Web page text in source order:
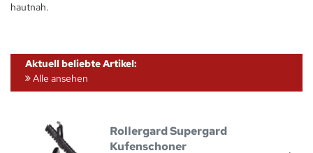
hautnah.
Aktuell beliebte Artikel:
Alle ansehen
Rollergard Supergard
Kufenschoner